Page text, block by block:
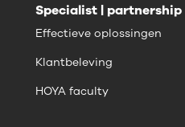
Specialist | partnership
Effectieve oplossingen
Klantbeleving
HOYA faculty